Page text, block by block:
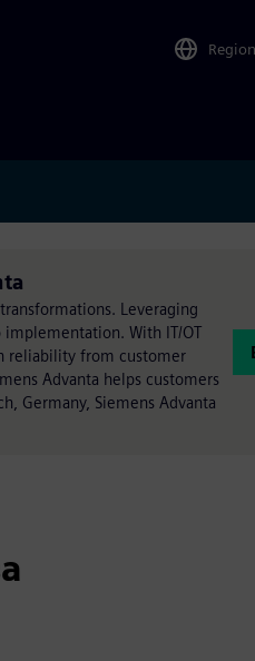
Region
Leveraging
With IT/OT
reliability from customer
Advanta helps customers
Germany, Siemens Advanta